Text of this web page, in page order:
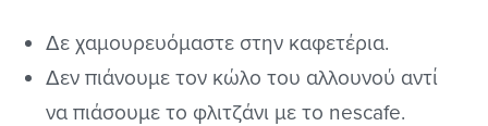
Δε χαμουρευόμαστε στην καφετέρια.
Δεν πιάνουμε τον κώλο του αλλουνού αντί
να πιάσουμε το φλιτζάνι με το nescafe.